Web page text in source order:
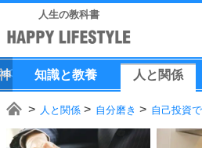
人生の教科書
知識と教養 人 と 関係
人と関係 自分磨き 自己投資